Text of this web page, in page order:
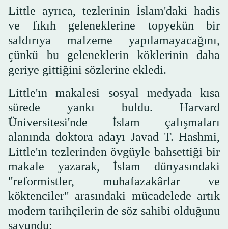
Little ayrıca, tezlerinin İslam'daki hadis
ve fıkıh geleneklerine topyekün bir
saldırıya malzeme yapılamayacağını,
çünkü bu geleneklerin köklerinin daha
geriye gittiğini sözlerine ekledi.
Little'ın makalesi sosyal medyada kısa
sürede yankı buldu. Harvard
Üniversitesi'nde İslam çalışmaları
alanında doktora adayı Javad T. Hashmi,
Little'ın tezlerinden övgüyle bahsettiği bir
makale yazarak, İslam dünyasındaki
"reformistler, muhafazakârlar ve
köktenciler" arasındaki mücadelede artık
modern tarihçilerin de söz sahibi olduğunu
savundu: